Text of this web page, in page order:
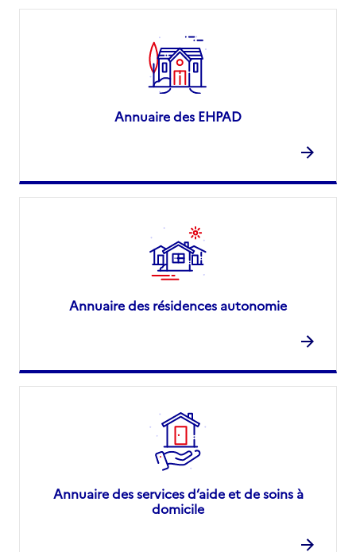
Annuaire des EHPAD
Annuaire des résidences autonomie
Annuaire des services d’aide et de soins à
domicile